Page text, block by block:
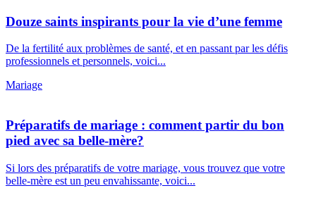
Douze saints inspirants pour la vie d’une femme
De la fertilité aux problèmes de santé, et en passant par les défis
professionnels et personnels, voici...
Mariage
Préparatifs de mariage : comment partir du bon
pied avec sa belle-mère?
Si lors des préparatifs de votre mariage, vous trouvez que votre
belle-mère est un peu envahissante, voici...